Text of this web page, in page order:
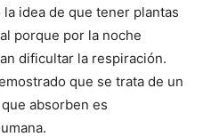
idea de que tener plantas
porque por la noche
dificultar la respiración.
que se trata de un
absorben es